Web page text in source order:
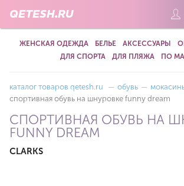
QETESH.RU
ЖЕНСКАЯ ОДЕЖДА БЕЛЬЕ АКСЕССУАРЫ
ДЛЯ СПОРТА
ДЛЯ ПЛЯЖА ПО
каталог товаров qetesh.ru — обувь —
спортивная обувь на шнуровке funny dream
СПОРТИВНАЯ ОБУВЬ НА
FUNNY DREAM
CLARKS